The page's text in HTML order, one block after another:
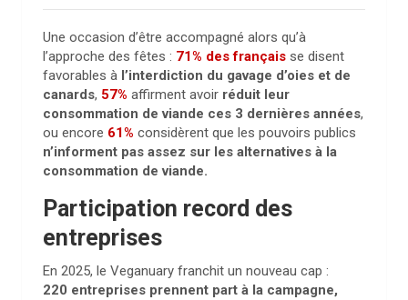
Une occasion d’être accompagné alors qu’à
l’approche des fêtes : 71% des français se disent
favorables à l’interdiction du gavage d’oies et de
canards, 57% affirment avoir réduit leur
consommation de viande ces 3 dernières années,
ou encore 61% considèrent que les pouvoirs publics
n’informent pas assez sur les alternatives à la
consommation de viande.
Participation record des
entreprises
En 2025, le Veganuary franchit un nouveau cap :
220 entreprises prennent part à la campagne,